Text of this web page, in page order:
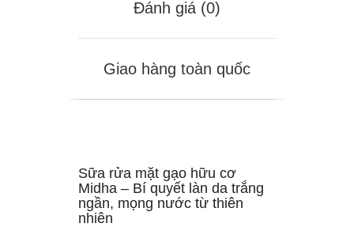
Đánh giá (0)
Giao hàng toàn quốc
Sữa rửa mặt gạo hữu cơ
Midha – Bí quyết làn da trắng
ngần, mọng nước từ thiên
nhiên